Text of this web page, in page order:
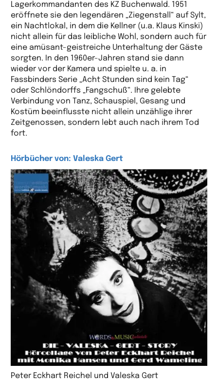
Lagerkommandanten des KZ Buchenwald. 1951
eröffnete sie den legendären „Ziegenstall“ auf Sylt,
ein Nachtlokal, in dem die Kellner (u.a. Klaus Kinski)
nicht allein für das leibliche Wohl, sondern auch für
eine amüsant-geistreiche Unterhaltung der Gäste
sorgten. In den 1960er-Jahren stand sie dann
wieder vor der Kamera und spielte u. a. in
Fassbinders Serie „Acht Stunden sind kein Tag“
oder Schlöndorffs „Fangschuß“. Ihre gelebte
Verbindung von Tanz, Schauspiel, Gesang und
Kostüm beeinflusste nicht allein unzählige ihrer
Zeitgenossen, sondern lebt auch nach ihrem Tod
fort.
Hörbücher von: Valeska Gert
Peter Eckhart Reichel und Valeska Gert